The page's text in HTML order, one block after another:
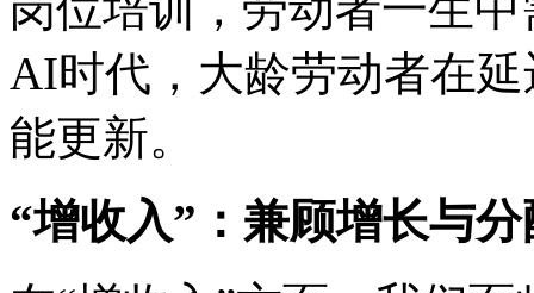
AI时代，大龄劳动者在
能更新。
“增收入”：兼顾增长与